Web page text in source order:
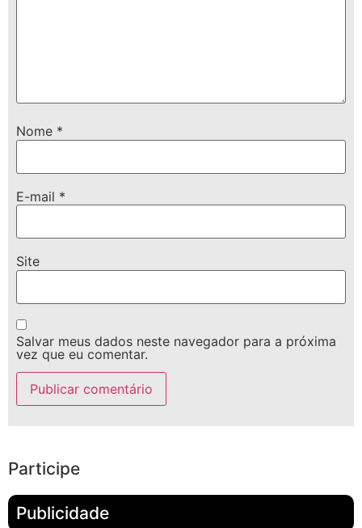
Nome *
E-mail *
Site
Salvar meus dados neste navegador para a próxima
vez que eu comentar.
Participe
Publicidade